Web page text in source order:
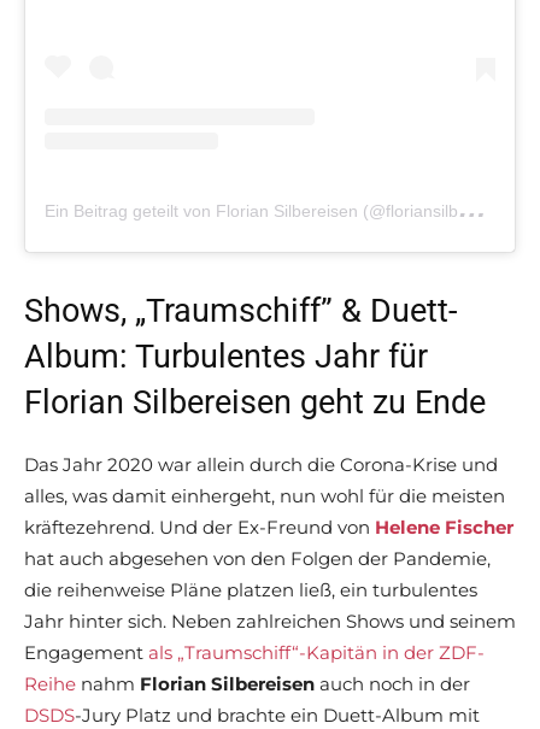
E
in Beitrag geteilt von Florian Silbereisen (@floriansilbereisen.official)
Shows, „Traumschiff” & Duett-
Album: Turbulentes Jahr für
Florian Silbereisen geht zu Ende
Das Jahr 2020 war allein durch die Corona-Krise und
alles, was damit einhergeht, nun wohl für die meisten
kräftezehrend. Und der Ex-Freund von Helene Fischer
hat auch abgesehen von den Folgen der Pandemie,
die reihenweise Pläne platzen ließ, ein turbulentes
Jahr hinter sich. Neben zahlreichen Shows und seinem
Engagement als „Traumschiff“-Kapitän in der ZDF-
Reihe nahm Florian Silbereisen auch noch in der
DSDS-Jury Platz und brachte ein Duett-Album mit